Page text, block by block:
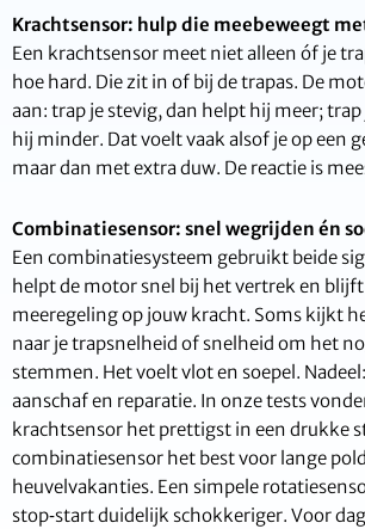
Krachtsensor: hulp die meebeweegt
Een krachtsensor meet niet alleen óf je
hoe hard. Die zit in of bij de trapas. De
aan: trap je stevig, dan helpt hij meer;
hij minder. Dat voelt vaak alsof je op een
maar dan met extra duw. De reactie is
Combinatiesensor: snel wegrijden én
Een combinatiesysteem gebruikt beide
helpt de motor snel bij het vertrek en
meeregeling op jouw kracht. Soms kijkt
naar je trapsnelheid of snelheid om het
stemmen. Het voelt vlot en soepel.
aanschaf en reparatie. In onze tests
krachtsensor het prettigst in een drukke
combinatiesensor het best voor lange
heuvelvakanties. Een simpele
stop‑start duidelijk schokkeriger. Voor